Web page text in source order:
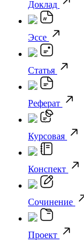
Доклад
Эссе
Статья
Реферат
Курсовая
Конспект
Сочинение
Проект